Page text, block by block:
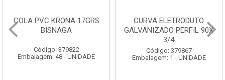
CURVA ELETRODUTO
GALVANIZADO PERFIL 90X
Código: 379867
Embalagem: 1 - UNIDADE
SOQUETE COM
FOTOCELULA EXATRON
COM SENSOR SPT0E27XC
Código: 379788
Embalagem: 1 - UNIDADE